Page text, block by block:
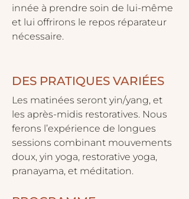
innée à prendre soin de lui-même
et lui offrirons le repos réparateur
nécessaire.
DES PRATIQUES VARIÉES
Les matinées seront yin/yang, et
les après-midis restoratives. Nous
ferons l’expérience de longues
sessions combinant mouvements
doux, yin yoga, restorative yoga,
pranayama, et méditation.